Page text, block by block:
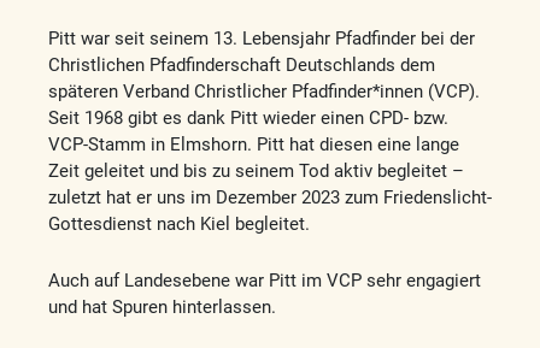
Pitt war seit seinem 13. Lebensjahr Pfadfinder bei der
Christlichen Pfadfinderschaft Deutschlands dem
späteren Verband Christlicher Pfadfinder*innen (VCP).
Seit 1968 gibt es dank Pitt wieder einen CPD- bzw.
VCP-Stamm in Elmshorn. Pitt hat diesen eine lange
Zeit geleitet und bis zu seinem Tod aktiv begleitet –
zuletzt hat er uns im Dezember 2023 zum Friedenslicht-
Gottesdienst nach Kiel begleitet.
Auch auf Landesebene war Pitt im VCP sehr engagiert
und hat Spuren hinterlassen.